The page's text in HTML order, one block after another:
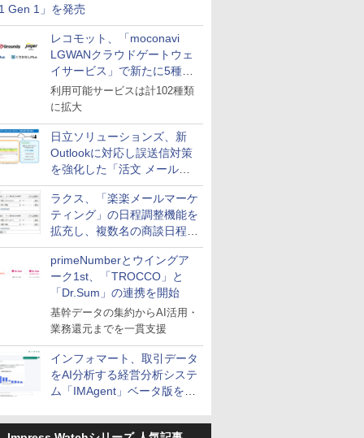
Gen 1」を発売
レコモット、「moconavi
LGWANクラウドゲートウェ
イサービス」で新たに5種類
のサービスと連携開始
利用可能サービスは計102種類
に拡大
日立ソリューションズ、新
Outlookに対応し誤送信対策
を強化した「活文 メール誤
送信防止アドインサービス」
を提供
ラクス、「楽楽メールマーケ
ティング」の日程調整機能を
拡充し、複数名の商談日程調
整を効率化
primeNumberとウイングア
ーク1st、「TROCCO」と
「Dr.Sum」の連携を開始
基幹データの集約からAI活用・
業務還元までを一貫支援
インフォマート、取引データ
をAI分析する経営分析システ
ム「IMAgent」ベータ版を提